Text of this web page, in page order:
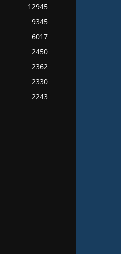
12945
9345
6017
2450
2362
2330
2243